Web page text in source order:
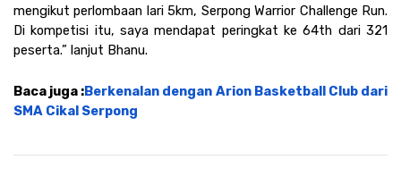
mengikut perlombaan lari 5km, Serpong Warrior Challenge Run.
Di kompetisi itu, saya mendapat peringkat ke 64th dari 321
peserta.” lanjut Bhanu.
Baca juga :Berkenalan dengan Arion Basketball Club dari
SMA Cikal Serpong